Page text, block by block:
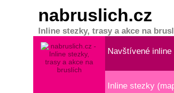
nabruslich.cz
Inline stezky, trasy a akce na
Navštívené
Inline stezky